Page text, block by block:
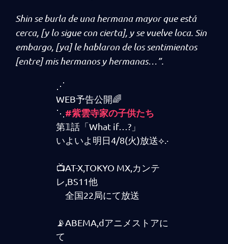
Shin se burla de una hermana mayor que está
cerca, [y lo sigue con cierta], y se vuelve loca. Sin
embargo, [ya] le hablaron de los sentimientos
[entre] mis hermanos y hermanas…”.
⋰
WEB予告公開🌈
⋱ #紫雲寺家の子供たち
第𝟙話「What if…?」
いよいよ明日4/8(火)放送⟡.·
📺AT-X,TOKYO MX,カンテ
レ,BS11他
全国22局にて放送
📡ABEMA,dアニメストアに
て